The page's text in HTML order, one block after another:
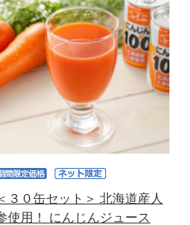
３０缶セット＞ 北海道産人
使用！ にんじんジュース